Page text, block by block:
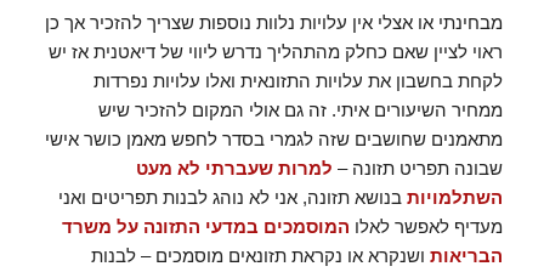
מבחינתי או אצלי אין עלויות נלוות נוספות שצריך להזכיר אך כן
ראוי לציין שאם כחלק מהתהליך נדרש ליווי של דיאטנית אז יש
לקחת בחשבון את עלויות התזונאית ואלו עלויות נפרדות
ממחיר השיעורים איתי. זה גם אולי המקום להזכיר שיש
מתאמנים שחושבים שזה לגמרי בסדר לחפש מאמן כושר אישי
שבונה תפריט תזונה – למרות שעברתי לא מעט
השתלמויותבנושא תזונה, אני לא נוהג לבנות תפריטים ואני
מעדיף לאפשר לאלו המוסמכים במדעי התזונה על משרד
הבריאותושנקרא או נקראת תזונאים מוסמכים – לבנות